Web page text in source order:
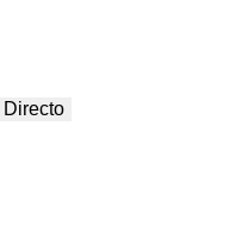
Directo